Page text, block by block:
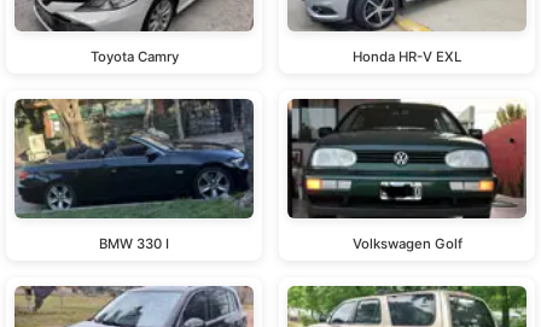
Toyota Camry Honda HR-V EXL
BMW 330 I Volkswagen Golf